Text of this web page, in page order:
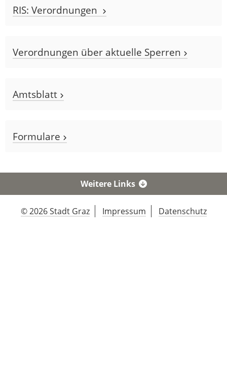
RIS: Verordnungen
Verordnungen über aktuelle Sperren
Amtsblatt
Formulare
Weitere Links
© 2026 Stadt Graz Impressum Datenschutz